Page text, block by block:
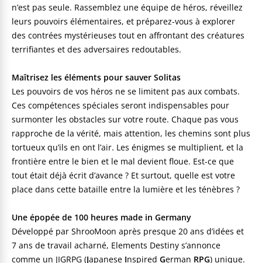
n’est pas seule. Rassemblez une équipe de héros, réveillez
leurs pouvoirs élémentaires, et préparez-vous à explorer
des contrées mystérieuses tout en affrontant des créatures
terrifiantes et des adversaires redoutables.
Maîtrisez les éléments pour sauver Solitas
Les pouvoirs de vos héros ne se limitent pas aux combats.
Ces compétences spéciales seront indispensables pour
surmonter les obstacles sur votre route. Chaque pas vous
rapproche de la vérité, mais attention, les chemins sont plus
tortueux qu’ils en ont l’air. Les énigmes se multiplient, et la
frontière entre le bien et le mal devient floue. Est-ce que
tout était déjà écrit d’avance ? Et surtout, quelle est votre
place dans cette bataille entre la lumière et les ténèbres ?
Une épopée de 100 heures made in Germany
Développé par ShrooMoon après presque 20 ans d’idées et
7 ans de travail acharné, Elements Destiny s’annonce
comme un JIGRPG (Japanese Inspired German RPG) unique.